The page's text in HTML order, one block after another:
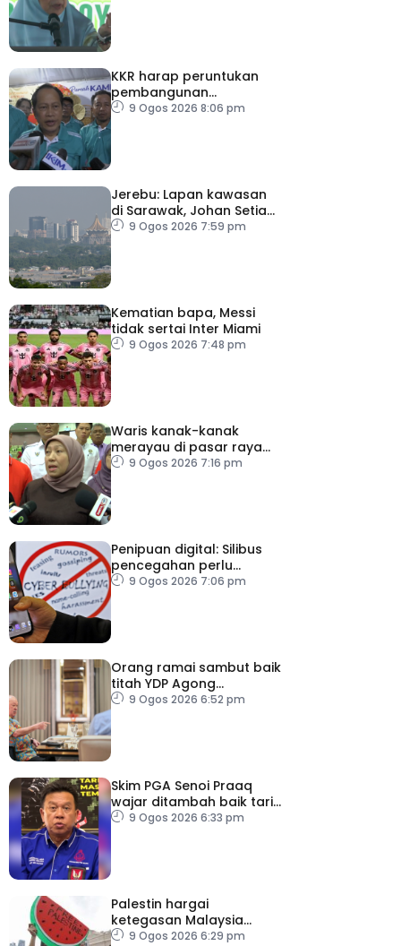
KKR harap peruntukan
pembangunan
ditingkatkan
9 Ogos 2026 8:06 pm
Jerebu: Lapan kawasan
di Sarawak, Johan Setia
di Selangor catat IPU
9 Ogos 2026 7:59 pm
Kematian bapa, Messi
tidak sertai Inter Miami
9 Ogos 2026 7:48 pm
Waris kanak-kanak
merayau di pasar raya
Terengganu diminta
9 Ogos 2026 7:16 pm
Penipuan digital: Silibus
pencegahan perlu
diperkenalkan – PPIM
9 Ogos 2026 7:06 pm
Orang ramai sambut baik
titah YDP Agong
berhubung RCI TH
9 Ogos 2026 6:52 pm
Skim PGA Senoi Praaq
wajar ditambah baik tarik
minat belia orang asli
9 Ogos 2026 6:33 pm
Palestin hargai
ketegasan Malaysia
halang laluan transit ke
9 Ogos 2026 6:29 pm